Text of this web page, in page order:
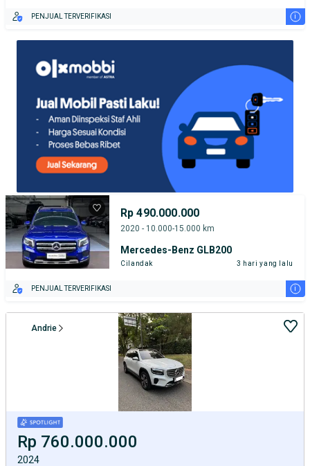
PENJUAL TERVERIFIKASI i
Rp 490.000.000
2020 - 10.000-15.000 km
Mercedes-Benz GLB200
Cilandak 3 hari yang lalu
PENJUAL TERVERIFIKASI i
Rp 760.000.000
2024
Andrie